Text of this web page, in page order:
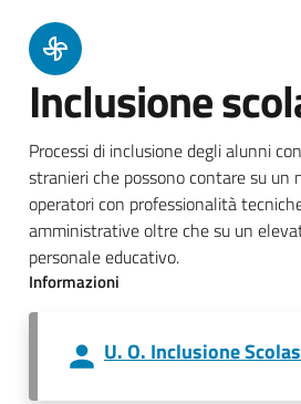
Inclusione
Processi di inclusione degli alunni
stranieri che possono contare su un
operatori con professionalità
amministrative oltre che su un
personale educativo.
Informazioni
U. O. Inclusione